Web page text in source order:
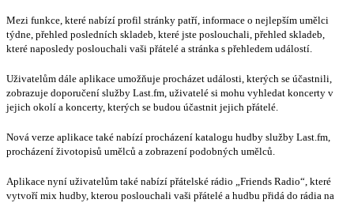
Mezi funkce, které nabízí profil stránky patří, informace o nejlepším umělci
týdne, přehled posledních skladeb, které jste poslouchali, přehled skladeb,
které naposledy poslouchali vaši přátelé a stránka s přehledem událostí.
Uživatelům dále aplikace umožňuje procházet události, kterých se účastnili,
zobrazuje doporučení služby Last.fm, uživatelé si mohu vyhledat koncerty v
jejich okolí a koncerty, kterých se budou účastnit jejich přátelé.
Nová verze aplikace také nabízí procházení katalogu hudby služby Last.fm,
procházení životopisů umělců a zobrazení podobných umělců.
Aplikace nyní uživatelům také nabízí přátelské rádio „Friends Radio“, které
vytvoří mix hudby, kterou poslouchali vaši přátelé a hudbu přidá do rádia na